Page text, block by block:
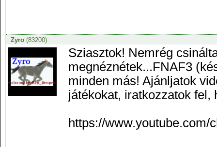
Zyro(83200)
Sziasztok! Nemrég
megnéznétek...FNAF3
minden más! Ajánljatok
játékokat, iratkozzatok
https://